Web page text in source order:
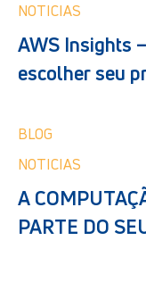
NOTICIAS
AWS Insights
escolher seu
BLOG
NOTICIAS
A
PARTE DO